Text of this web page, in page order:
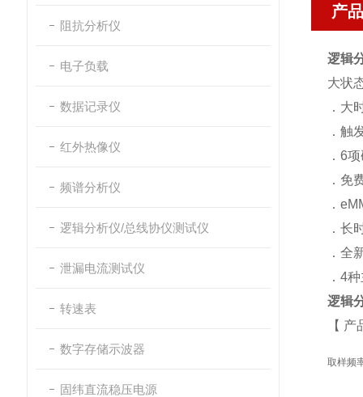
阻抗分析仪
电子负载
数据记录仪
红外热像仪
频谱分析仪
逻辑分析仪/总线协仪测试仪
泄漏电流测试仪
转速表
数字存储示波器
固纬直流稳压电源
产
逻辑
大状
．大
．触
．6
．免
．
．长
．全
．4
逻辑
【
取样频